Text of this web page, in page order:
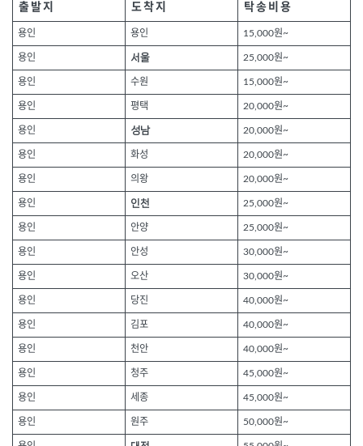
출발지 도착지 탁송비용
용인 용인 15,000원~
용인 서울 25,000원~
용인 수원 15,000원~
용인 평택 20,000원~
용인 성남 20,000원~
용인 화성 20,000원~
용인 의왕 20,000원~
용인 인천 25,000원~
용인 안양 25,000원~
용인 안성 30,000원~
용인 오산 30,000원~
용인 당진 40,000원~
용인 김포 40,000원~
용인 천안 40,000원~
용인 청주 45,000원~
용인 세종 45,000원~
용인 원주 50,000원~